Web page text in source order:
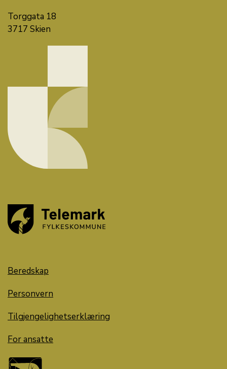
Torggata 18
3717 Skien
Beredskap
Personvern
Tilgjengelighetserklæring
For ansatte